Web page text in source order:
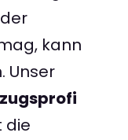
kann
Unser
die